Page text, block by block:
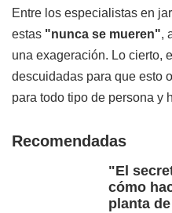
Entre los especialistas en
estas "nunca se mueren",
una exageración. Lo cierto,
descuidadas para que esto
para todo tipo de persona y
Recomendadas
"El
cómo
planta